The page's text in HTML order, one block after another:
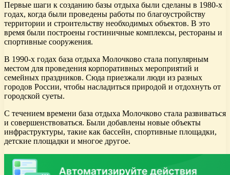
Первые шаги к созданию базы отдыха были сделаны в 1980-х
годах, когда были проведены работы по благоустройству
территории и строительству необходимых объектов. В это
время были построены гостиничные комплексы, рестораны и
спортивные сооружения.
В 1990-х годах база отдыха Молочково стала популярным
местом для проведения корпоративных мероприятий и
семейных праздников. Сюда приезжали люди из разных
городов России, чтобы насладиться природой и отдохнуть от
городской суеты.
С течением времени база отдыха Молочково стала развиваться
и совершенствоваться. Были добавлены новые объекты
инфраструктуры, такие как бассейн, спортивные площадки,
детские площадки и многое другое.